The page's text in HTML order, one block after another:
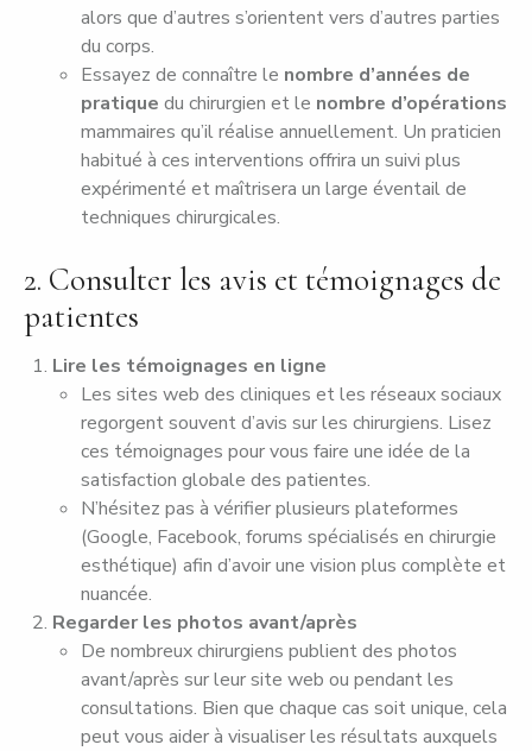
alors que d’autres s’orientent vers d’autres parties
du corps.
Essayez de connaître le nombre d’années de
pratique du chirurgien et le nombre d’opérations
mammaires qu’il réalise annuellement. Un praticien
habitué à ces interventions offrira un suivi plus
expérimenté et maîtrisera un large éventail de
techniques chirurgicales.
2. Consulter les avis et témoignages de
patientes
Lire les témoignages en ligne
Les sites web des cliniques et les réseaux sociaux
regorgent souvent d’avis sur les chirurgiens. Lisez
ces témoignages pour vous faire une idée de la
satisfaction globale des patientes.
N’hésitez pas à vérifier plusieurs plateformes
(Google, Facebook, forums spécialisés en chirurgie
esthétique) afin d’avoir une vision plus complète et
nuancée.
Regarder les photos avant/après
De nombreux chirurgiens publient des photos
avant/après sur leur site web ou pendant les
consultations. Bien que chaque cas soit unique, cela
peut vous aider à visualiser les résultats auxquels